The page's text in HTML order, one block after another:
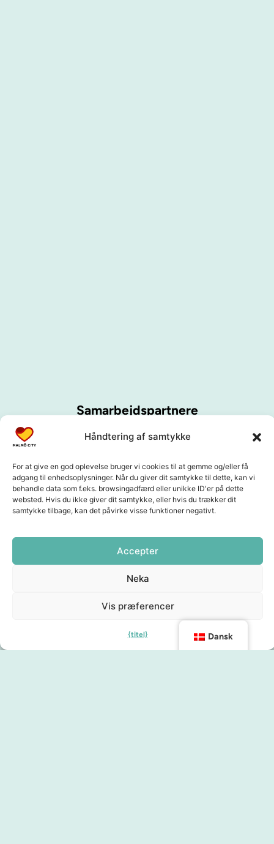
Håndtering af samtykke
For at give en god oplevelse bruger vi cookies til at gemme og/eller få
adgang til enhedsoplysninger. Når du giver dit samtykke til dette, kan vi
behandle data som f.eks. browsingadfærd eller unikke ID'er på dette
websted. Hvis du ikke giver dit samtykke, eller hvis du trækker dit
samtykke tilbage, kan det påvirke visse funktioner negativt.
Accepter
Neka
Vis præferencer
{titel}
Samarbejdspartnere
Dansk